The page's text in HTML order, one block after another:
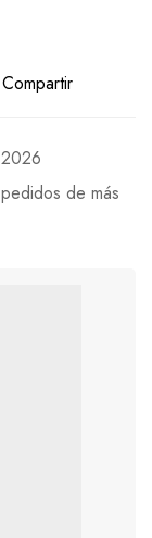
Compartir
de más